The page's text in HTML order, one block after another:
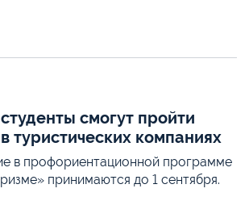
смогут пройти
туристических компаниях
в профориентационной программе
принимаются до 1 сентября.